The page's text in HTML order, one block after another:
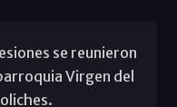
se reunieron
Virgen del